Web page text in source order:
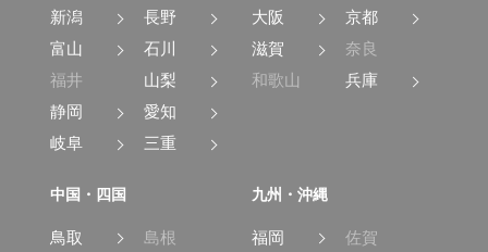
新潟
長野
富山
石川
福井
山梨
静岡
愛知
岐阜
三重
大阪
京都
滋賀
奈良
和歌山
兵庫
中国・四国
鳥取
島根
九州・沖縄
福岡
佐賀